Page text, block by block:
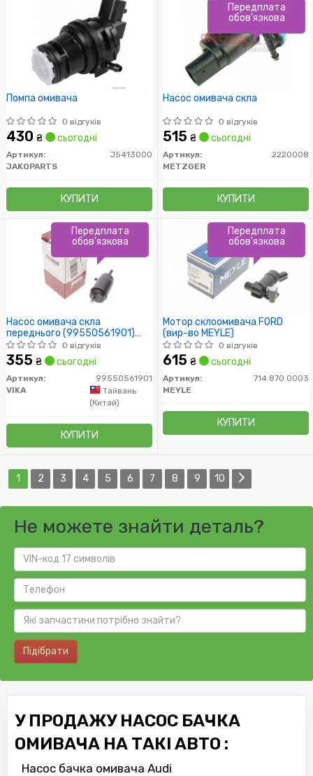
Помпа омивача
0 відгуків
430 ₴ сьогодні
Артикул:
J5413000
JAKOPARTS
КУПИТИ
Насос омивача скла
0 відгуків
515 ₴ сьогодні
Артикул:
2220008
METZGER
КУПИТИ
Передплата
обов'язкова
Насос омивача скла
переднього (99550561901)
VIKA
0 відгуків
355 ₴ сьогодні
Артикул:
99550561901
VIKA
Тайвань
(Китай)
КУПИТИ
Передплата
обов'язкова
Мотор склоомивача FORD
(вир-во MEYLE)
0 відгуків
615 ₴ сьогодні
Артикул:
714 870 0003
MEYLE
КУПИТИ
Передплата
обов'язкова
1 2 3 4 5 6 7 8 9 10
Не можете знайти деталь?
Підібрати
У ПРОДАЖУ НАСОС БАЧКА
ОМИВАЧА НА ТАКІ АВТО :
Насос бачка омивача Audi